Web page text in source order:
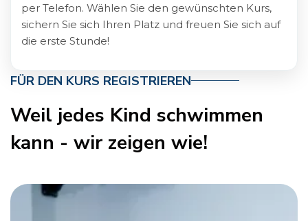
per Telefon. Wählen Sie den gewünschten Kurs,
sichern Sie sich Ihren Platz und freuen Sie sich auf
die erste Stunde!
FÜR DEN KURS REGISTRIEREN
Weil jedes Kind schwimmen
kann - wir zeigen wie!